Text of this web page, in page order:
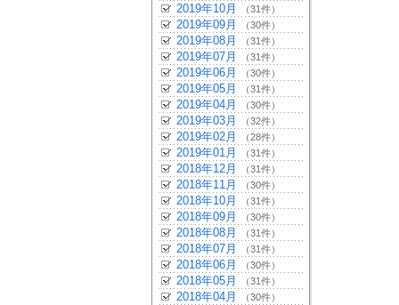
2019年10月 （31件）
2019年09月 （30件）
2019年08月 （31件）
2019年07月 （31件）
2019年06月 （30件）
2019年05月 （31件）
2019年04月 （30件）
2019年03月 （32件）
2019年02月 （28件）
2019年01月 （31件）
2018年12月 （31件）
2018年11月 （30件）
2018年10月 （31件）
2018年09月 （30件）
2018年08月 （31件）
2018年07月 （31件）
2018年06月 （30件）
2018年05月 （31件）
2018年04月 （30件）